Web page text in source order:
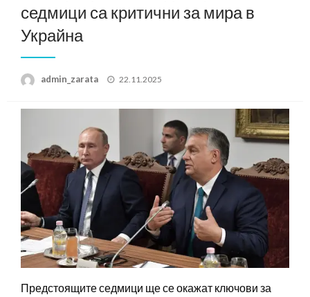
седмици са критични за мира в
Украйна
admin_zarata
Posted
22.11.2025
Предстоящите седмици ще се окажат ключови за